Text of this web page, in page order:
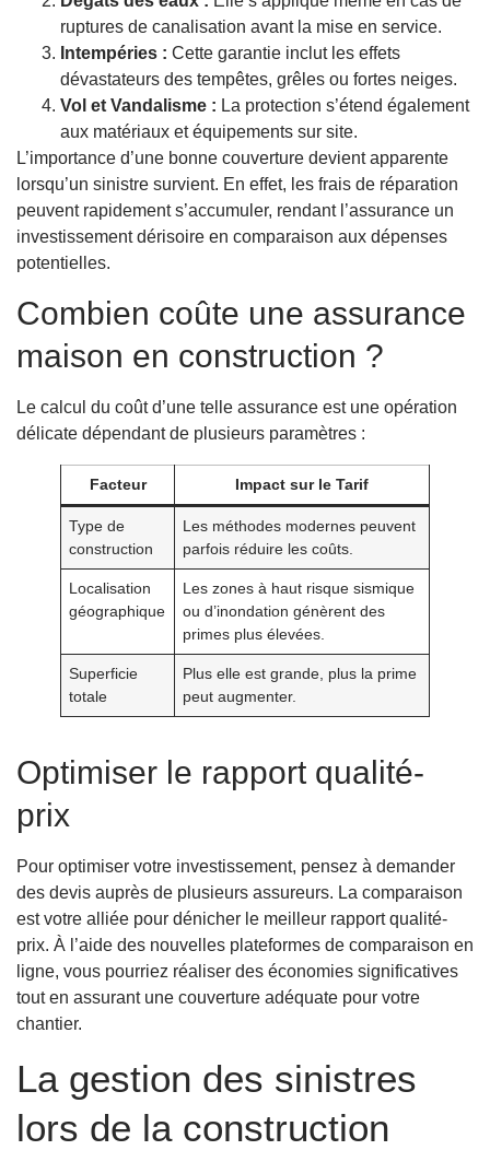
ruptures de canalisation avant la mise en service.
Intempéries : Cette garantie inclut les effets
dévastateurs des tempêtes, grêles ou fortes neiges.
Vol et Vandalisme : La protection s’étend également
aux matériaux et équipements sur site.
L’importance d’une bonne couverture devient apparente
lorsqu’un sinistre survient. En effet, les frais de réparation
peuvent rapidement s’accumuler, rendant l’assurance un
investissement dérisoire en comparaison aux dépenses
potentielles.
Combien coûte une assurance
maison en construction ?
Le calcul du coût d’une telle assurance est une opération
délicate dépendant de plusieurs paramètres :
Facteur Impact sur le Tarif
Type de
construction
Les méthodes modernes peuvent
parfois réduire les coûts.
Localisation
géographique
Les zones à haut risque sismique
ou d’inondation génèrent des
primes plus élevées.
Superficie
totale
Plus elle est grande, plus la prime
peut augmenter.
Optimiser le rapport qualité-
prix
Pour optimiser votre investissement, pensez à demander
des devis auprès de plusieurs assureurs. La comparaison
est votre alliée pour dénicher le meilleur rapport qualité-
prix. À l’aide des nouvelles plateformes de comparaison en
ligne, vous pourriez réaliser des économies significatives
tout en assurant une couverture adéquate pour votre
chantier.
La gestion des sinistres
lors de la construction